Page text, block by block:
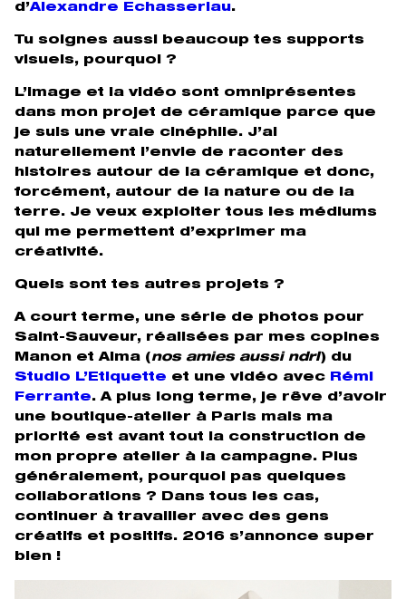
d’Alexandre Echasseriau.
Tu soignes aussi beaucoup tes supports
visuels, pourquoi ?
L’image et la vidéo sont omniprésentes
dans mon projet de céramique parce que
je suis une vraie cinéphile. J’ai
naturellement l’envie de raconter des
histoires autour de la céramique et donc,
forcément, autour de la nature ou de la
terre. Je veux exploiter tous les médiums
qui me permettent d’exprimer ma
créativité.
Quels sont tes autres projets ?
A court terme, une série de photos pour
Saint-Sauveur, réalisées par mes copines
Manon et Alma (nos amies aussi ndrl) du
Studio L’Etiquette et une vidéo avec
Rémi
Ferrante. A plus long terme, je rêve d’avoir
une boutique-atelier à Paris mais ma
priorité est avant tout la construction de
mon propre atelier à la campagne. Plus
généralement, pourquoi pas quelques
collaborations ? Dans tous les cas,
continuer à travailler avec des gens
créatifs et positifs. 2016 s’annonce super
bien !